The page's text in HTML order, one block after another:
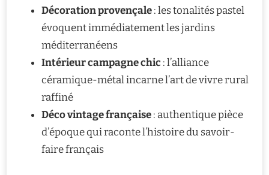
Décoration provençale: les tonalités pastel
évoquent immédiatement les jardins
méditerranéens
Intérieur campagne chic: l’alliance
céramique-métal incarne l’art de vivre rural
raffiné
Déco vintage française: authentique pièce
d’époque qui raconte l’histoire du savoir-
faire français